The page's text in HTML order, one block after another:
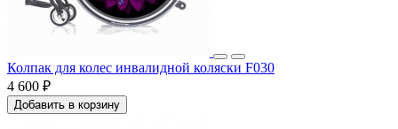
Колпак для колес инвалидной коляски F030
4 600 ₽
Добавить в корзину